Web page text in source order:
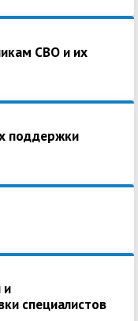
СВО и их
поддержки
и
специалистов